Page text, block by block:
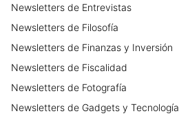
Newsletters de Entrevistas
Newsletters de Filosofía
Newsletters de Finanzas y Inversión
Newsletters de Fiscalidad
Newsletters de Fotografía
Newsletters de Gadgets y Tecnología